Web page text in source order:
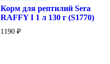
Корм для рептилий Sera
RAFFY I 1 л 130 г (S1770)
1190 ₽